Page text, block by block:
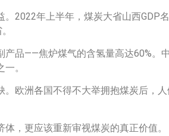
2022年上半年，煤炭大省山西GDP
品——焦炉煤气的含氢量高达60%。
。
欧洲各国不得不大举拥抱煤炭后，
，更应该重新审视煤炭的真正价值。